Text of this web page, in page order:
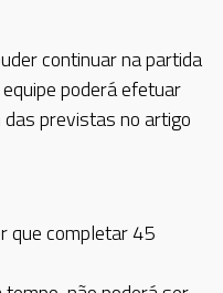
continuar na partida
poderá efetuar
previstas no artigo
que completar 45